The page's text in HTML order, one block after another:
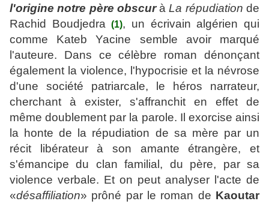
l'origine notre père obscur àLa répudiation de
Rachid Boudjedra(1), un écrivain algérien qui
comme Kateb Yacine semble avoir marqué
l'auteure. Dans ce célèbre roman dénonçant
également la violence, l'hypocrisie et la névrose
d'une société patriarcale, le héros narrateur,
cherchant à exister, s'affranchit en effet de
même doublement par la parole. Il exorcise ainsi
la honte de la répudiation de sa mère par un
récit libérateur à son amante étrangère, et
s'émancipe du clan familial, du père, par sa
violence verbale. Et on peut analyser l'acte de
«désaffiliation» prôné par le roman de Kaoutar